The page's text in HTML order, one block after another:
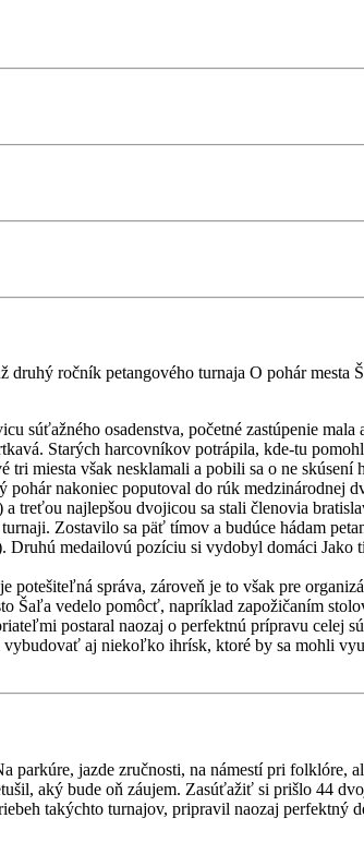
ročník petangového turnaja O pohár
osadenstva, početné zastúpenie
Starých harcovníkov potrápila, kde-tu
miesta však nesklamali a pobili sa o ne
nakoniec poputoval do rúk
treťou najlepšou dvojicou sa stali členovia
Zostavilo sa päť tímov a budúce hádam
medailovú pozíciu si vydobyl domáci Jako
potešiteľná správa, zároveň je to však pre
Šaľa vedelo pomôcť, napríklad zapožičaním
postaral naozaj o perfektnú prípravu
aj niekoľko ihrísk, ktoré by sa mohli
jazde zručnosti, na námestí pri folklóre,
aký bude oň záujem. Zasúťažiť si prišlo 44
takýchto turnajov, pripravil naozaj perfektný